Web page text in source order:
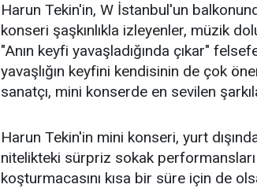
Harun Tekin'in, W İstanbul'un
konseri şaşkınlıkla izleyenler, müzik
"Anın keyfi yavaşladığında çıkar"
yavaşlığın keyfini kendisinin de çok
sanatçı, mini konserde en sevilen
Harun Tekin'in mini konseri, yurt
nitelikteki sürpriz sokak
koşturmacasını kısa bir süre için de